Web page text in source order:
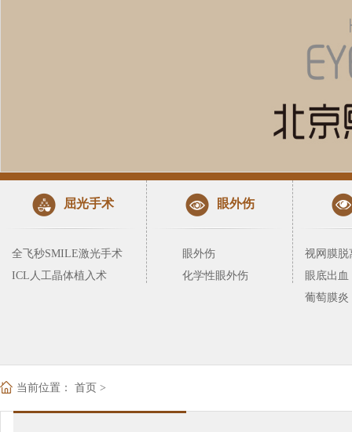
屈光手术
全飞秒SMILE激光手术
ICL人工晶体植入术
眼外伤
眼外伤
化学性眼外伤
视网膜脱
眼底出血
葡萄膜炎
当前位置： 首页 >